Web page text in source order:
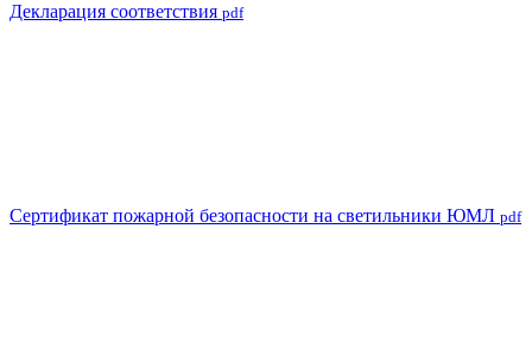
Декларация соответствия pdf
Сертификат пожарной безопасности на светильники ЮМЛ pdf